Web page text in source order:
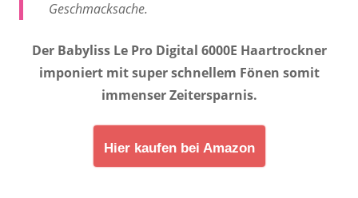
Geschmacksache.
Der Babyliss Le Pro Digital 6000E Haartrockner
imponiert mit super schnellem Fönen somit
immenser Zeitersparnis.
Hier kaufen bei Amazon